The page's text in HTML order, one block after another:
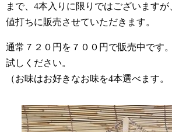
まで、4本入りに限りではございます
値打ちに販売させていただきます。
通常７２０円を７００円で販売中です
試しください。
（お味はお好きなお味を4本選べます。